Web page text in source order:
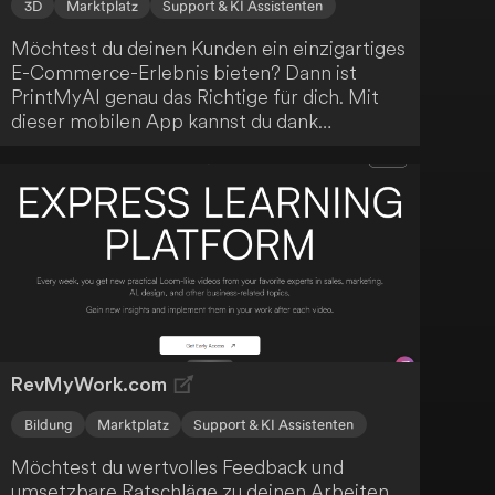
3D Marktplatz Support & KI Assistenten
Möchtest du deinen Kunden ein einzigartiges
E-Commerce-Erlebnis bieten? Dann ist
PrintMyAI genau das Richtige für dich. Mit
dieser mobilen App kannst du dank
personalisierte Porträts erstellen, die du auf
T-Shirts, Tassen und weitere Produkte
drucken lassen kannst. Die eigens
entwickelte Technologie von PrintMyAI
eröffnet dir neue, fesselnde Möglichkeiten,
dein Angebot zu bereichern.
RevMyWork.com
Bildung Marktplatz Support & KI Assistenten
Möchtest du wertvolles Feedback und